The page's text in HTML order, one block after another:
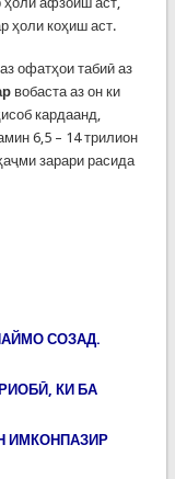
ҳоли коҳиш аст.
офатҳои табиӣ аз
вобаста аз он ки
кардаанд,
6,5 – 14 трилион
зарари расида
СОЗАД.
КИ БА
ИМКОНПАЗИР